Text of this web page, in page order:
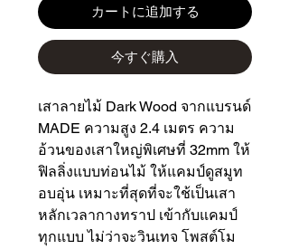
カートに追加する
今すぐ購入
เสาลายไม้ Dark Wood จากแบรนด์
MADE ความสูง 2.4 เมตร ความ
อ้วนของเสาใหญ่พิเศษที่ 32mm ให้
ฟิลลิ่งแบบท่อนไม้ ให้แคมป์ดูสมูท
อบอุ่น เหมาะที่สุดที่จะใช้เป็นเสา
หลักเวลากางทราป เข้ากับแคมป์
ทุกแบบ ไม่ว่าจะวินเทจ โพสต์โม